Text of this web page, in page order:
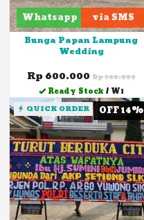
Whatsapp via SMS
Bunga Papan Lampung
Wedding
Rp 600.000Rp 500.000
Ready Stock / W1
OFF 14%
QUICK ORDER